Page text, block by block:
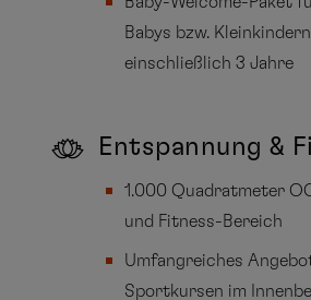
Babys bzw.
einschließlich 3 Jahre
Entspannung &
1.000 Quadratmeter
und Fitness-Bereich
Umfangreiches
Sportkursen im